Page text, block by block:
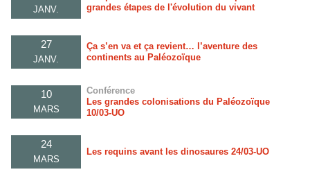
JANV.
grandes étapes de l'évolution du vivant
27
JANV.
Ça s’en va et ça revient… l’aventure des
continents au Paléozoïque
10
MARS
Conférence
Les grandes colonisations du Paléozoïque
10/03-UO
24
MARS
Les requins avant les dinosaures 24/03-UO